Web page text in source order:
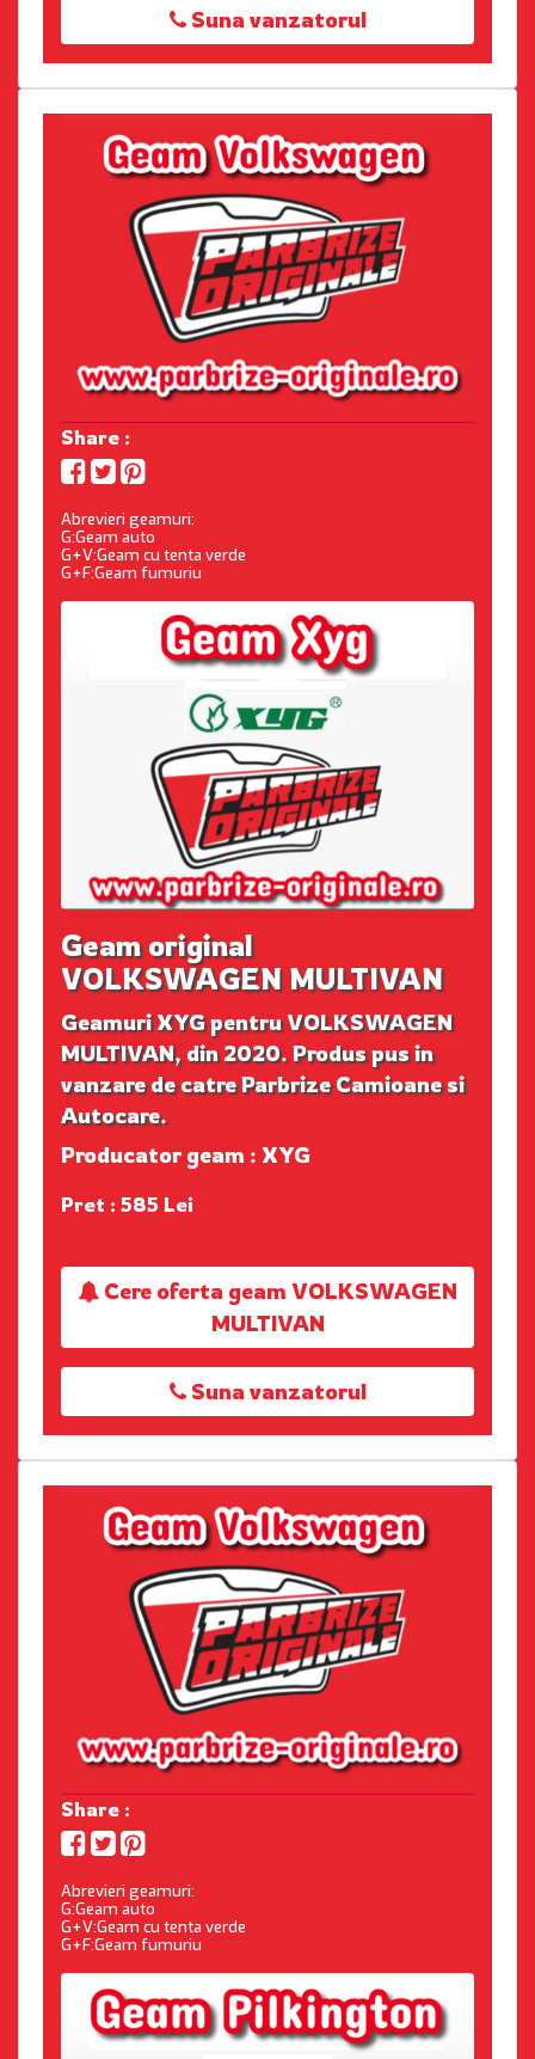
Suna vanzatorul
Share :
Abrevieri geamuri:
G:Geam auto
G+V:Geam cu tenta verde
G+F:Geam fumuriu
Geam original
VOLKSWAGEN MULTIVAN
Geamuri XYG pentru VOLKSWAGEN
MULTIVAN, din 2020. Produs pus in
vanzare de catre Parbrize Camioane si
Autocare.
Producator geam : XYG
Pret : 585 Lei
Cere oferta geam VOLKSWAGEN
MULTIVAN
Suna vanzatorul
Share :
Abrevieri geamuri:
G:Geam auto
G+V:Geam cu tenta verde
G+F:Geam fumuriu